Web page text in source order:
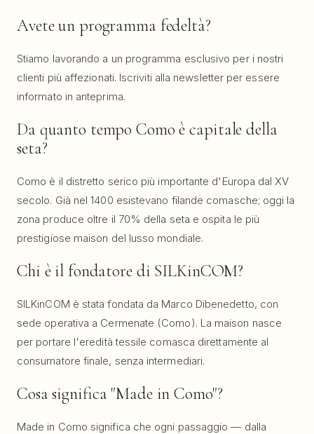
Avete un programma fedeltà?
Stiamo lavorando a un programma esclusivo per i nostri
clienti più affezionati. Iscriviti alla newsletter per essere
informato in anteprima.
Da quanto tempo Como è capitale della
seta?
Como è il distretto serico più importante d'Europa dal XV
secolo. Già nel 1400 esistevano filande comasche; oggi la
zona produce oltre il 70% della seta e ospita le più
prestigiose maison del lusso mondiale.
Chi è il fondatore di SILKinCOM?
SILKinCOM è stata fondata da Marco Dibenedetto, con
sede operativa a Cermenate (Como). La maison nasce
per portare l'eredità tessile comasca direttamente al
consumatore finale, senza intermediari.
Cosa significa "Made in Como"?
Made in Como significa che ogni passaggio — dalla